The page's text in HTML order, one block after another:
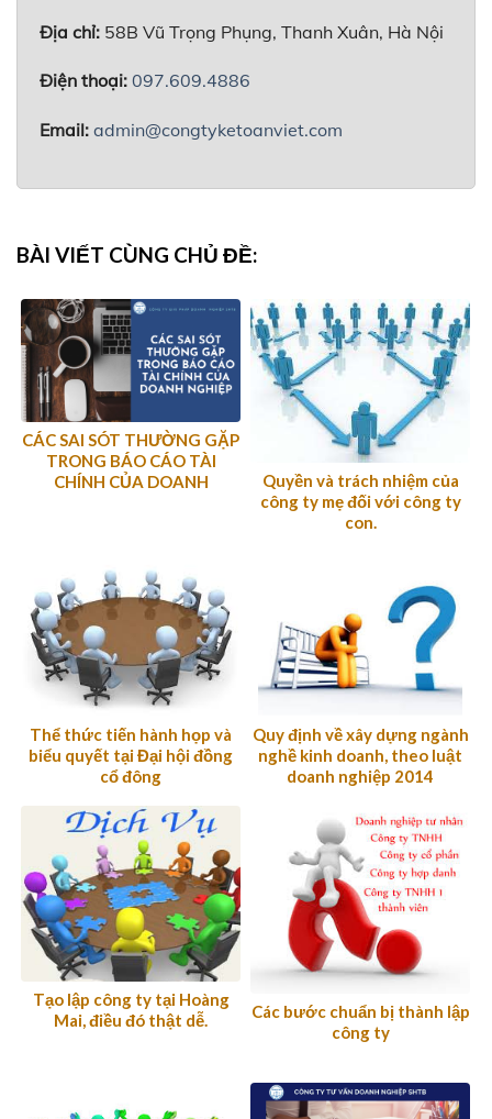
Địa chỉ: 58B Vũ Trọng Phụng, Thanh Xuân, Hà Nội
Điện thoại: 097.609.4886
Email: admin@congtyketoanviet.com
BÀI VIẾT CÙNG CHỦ ĐỀ:
CÁC SAI SÓT THƯỜNG GẶP
TRONG BÁO CÁO TÀI
CHÍNH CỦA DOANH
Quyền và trách nhiệm của
công ty mẹ đối với công ty
con.
Thể thức tiến hành họp và
biểu quyết tại Đại hội đồng
cổ đông
Quy định về xây dựng ngành
nghề kinh doanh, theo luật
doanh nghiệp 2014
Tạo lập công ty tại Hoàng
Mai, điều đó thật dễ.
Các bước chuẩn bị thành lập
công ty